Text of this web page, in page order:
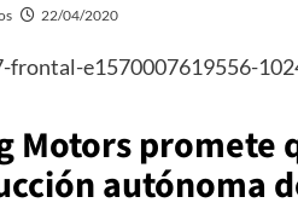
22/04/2020
Motors promete
autónoma